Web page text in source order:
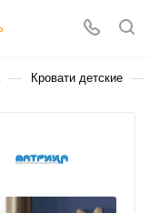
— Кровати детские —